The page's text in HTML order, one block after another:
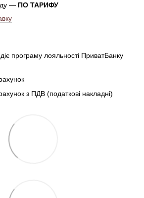
— ПО ТАРИФУ
програму лояльності ПриватБанку
з ПДВ (податкові накладні)